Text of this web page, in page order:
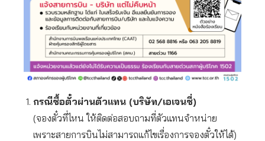
กรณีซื้อตั๋วผ่านตัวแทน (บริษัท/เอเจนซี่)
(จองตั๋วที่ไหน ให้ติดต่อสอบถามที่ตัวแทนจำหน่าย
เพราะสายการบินไม่สามารถแก้ไขเรื่องการจองตั๋วให้ได้)